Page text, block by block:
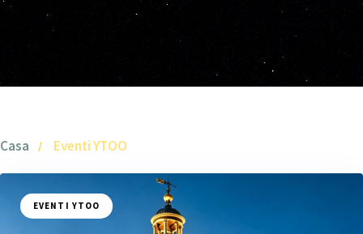
Casa Eventi YTOO
EVENTI YTOO